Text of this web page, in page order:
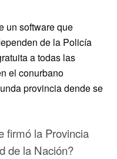
un software que
de la Policía
a todas las
el conurbano
provincia dende se
firmó la Provincia
de la Nación?